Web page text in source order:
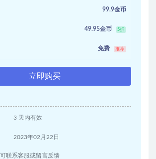
99.9金币
49.95金币 5折
免费 推荐
立即购买
3 天内有效
2023年02月22日
联系客服或留言反馈